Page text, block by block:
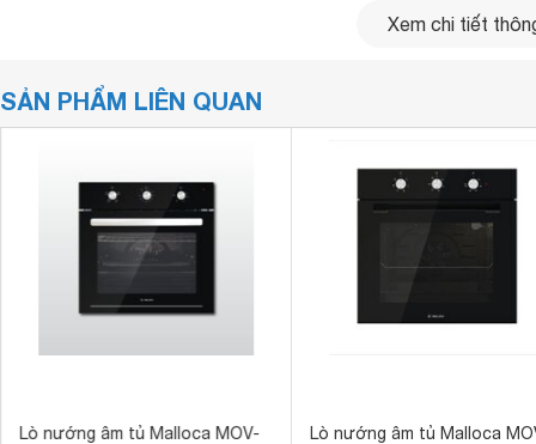
Thép không
Công nghệ làm nóng
Kích thước lò 595 x 565 x
Xem chi tiết
SẢN PHẨM LIÊN QUAN
Lò nướng âm tủ Malloca MOV-
Lò nướng âm tủ Malloca